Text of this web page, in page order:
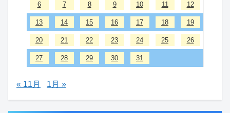
6 7 8 9 10 11 12
13 14 15 16 17 18 19
20 21 22 23 24 25 26
27 28 29 30 31
« 11月 1月 »